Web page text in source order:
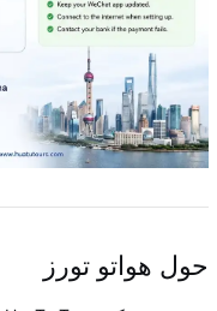
حول هواتو تورز